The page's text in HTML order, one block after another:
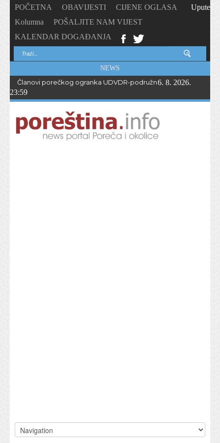
POČETNA OBAVIJESTI
CIJENE OGLASA
Kolumna
POŠALJITE NAM VIJEST
KALENDAR DOGAĐANJA
Upute
NEWS
Članovi porečkog ogranka UDVDR-podružnice Istarske
6. 8. 2026.
23:59